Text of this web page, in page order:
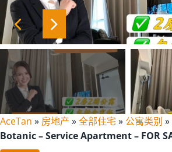
AceTan » 房地产 »全部住宅 » 公寓类别 »
Botanic – Service Apartment – FOR